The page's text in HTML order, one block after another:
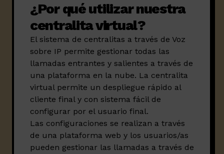
¿Por qué utilizar nuestra
centralita virtual?
El sistema de centralitas a través de Voz
sobre IP permite gestionar todas las
llamadas entrantes y salientes a través de
una plataforma en la nube. La centralita
virtual permite un despliegue rápido al
cliente final y con sistema fácil de
configurar por el usuario final.
Las configuraciones se realizan a través
de una plataforma web y los usuarios/as
pueden gestionar las llamadas a través de